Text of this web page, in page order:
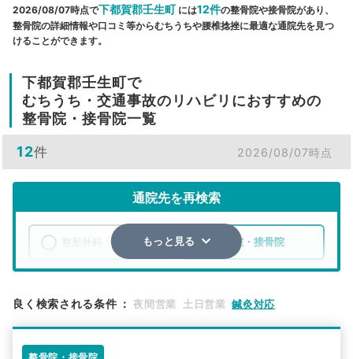
2026/08/07時点で下都賀郡壬生町 には12件の整骨院や接骨院があり、
整骨院の詳細情報や口コミ等からむちうちや腰椎捻挫に最適な通院先を見つ
けることができます。
下都賀郡壬生町で
むちうち・交通事故のリハビリにおすすめの
整骨院・接骨院一覧
12件 2026/08/07時点
通院先を再検索
整骨院・接骨院
検索する
もっと見る
良く検索される条件 ： 夜間営業 土日営業 鍼灸対応